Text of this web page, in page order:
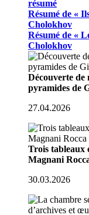
résumé
Résumé de «
Cholokhov
Résumé de «
Cholokhov
Découverte de
pyramides de
27.04.2026
Trois tableaux
Magnani
30.03.2026